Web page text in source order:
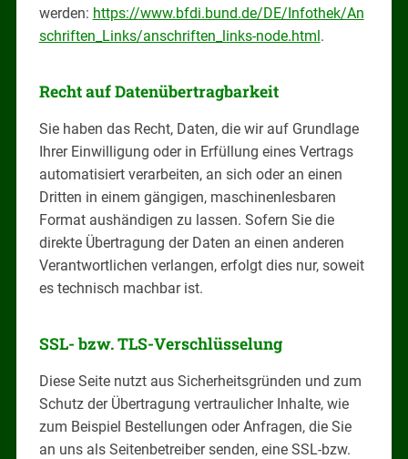
werden: https://www.bfdi.bund.de/DE/Infothek/An
schriften_Links/anschriften_links-node.html.
Recht auf Datenübertragbarkeit
Sie haben das Recht, Daten, die wir auf Grundlage
Ihrer Einwilligung oder in Erfüllung eines Vertrags
automatisiert verarbeiten, an sich oder an einen
Dritten in einem gängigen, maschinenlesbaren
Format aushändigen zu lassen. Sofern Sie die
direkte Übertragung der Daten an einen anderen
Verantwortlichen verlangen, erfolgt dies nur, soweit
es technisch machbar ist.
SSL- bzw. TLS-Verschlüsselung
Diese Seite nutzt aus Sicherheitsgründen und zum
Schutz der Übertragung vertraulicher Inhalte, wie
zum Beispiel Bestellungen oder Anfragen, die Sie
an uns als Seitenbetreiber senden, eine SSL-bzw.